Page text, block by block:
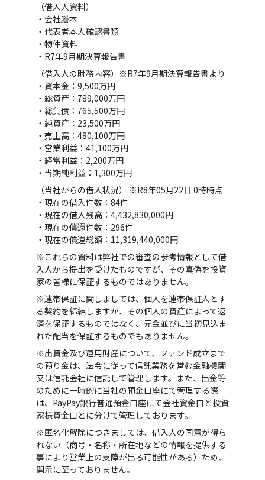
（借入人資料）
・会社謄本
・代表者本人確認書類
・物件資料
・R7年9月期決算報告書
（借入人の財務内容）※R7年9月期決算報告書より
・資本金：9,500万円
・総資産：789,000万円
・総負債：765,500万円
・純資産：23,500万円
・売上高：480,100万円
・営業利益：41,100万円
・経常利益：2,200万円
・当期純利益：1,300万円
（当社からの借入状況） ※R8年05月22日 0時時点
・現在の借入件数：84件
・現在の借入残高：4,432,830,000円
・現在の償還件数：296件
・現在の償還総額：11,319,440,000円
※これらの資料は弊社での審査の参考情報として借
入人から提出を受けたものですが、その真偽を投資
家の皆様に保証するものではありません。
※連帯保証に関しましては、個人を連帯保証人とす
る契約を締結しますが、その個人の資産によって返
済を保証するものではなく、元金並びに当初見込ま
れた配当を保証するものでもありません。
※出資金及び運用財産について、ファンド成立まで
の預り金は、法令に従って信託業務を営む金融機関
又は信託会社に信託して管理します。また、出金等
のために一時的に当社の預金口座にて管理する際
は、PayPay銀行普通預金口座にて会社資金口と投資
家様資金口とに分けて管理しております。
※匿名化解除につきましては、借入人の同意が得ら
れない（商号・名称・所在地などの情報を提供する
事により営業上の支障が出る可能性がある）ため、
開示に至っておりません。